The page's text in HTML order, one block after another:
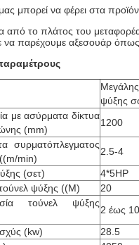
μπορεί να φέρει στα
από το πλάτος του
παρέχουμε αξεσουάρ όπως
ψύξης
με ασύρματα δίκτυα
(mm)
1200
συρματόπλεγματος
min)
2.5-4
(σετ)
4*5HP
ψύξης ((M)
20
τούνελ ψύξης
2 έως 10
(kw)
28.5